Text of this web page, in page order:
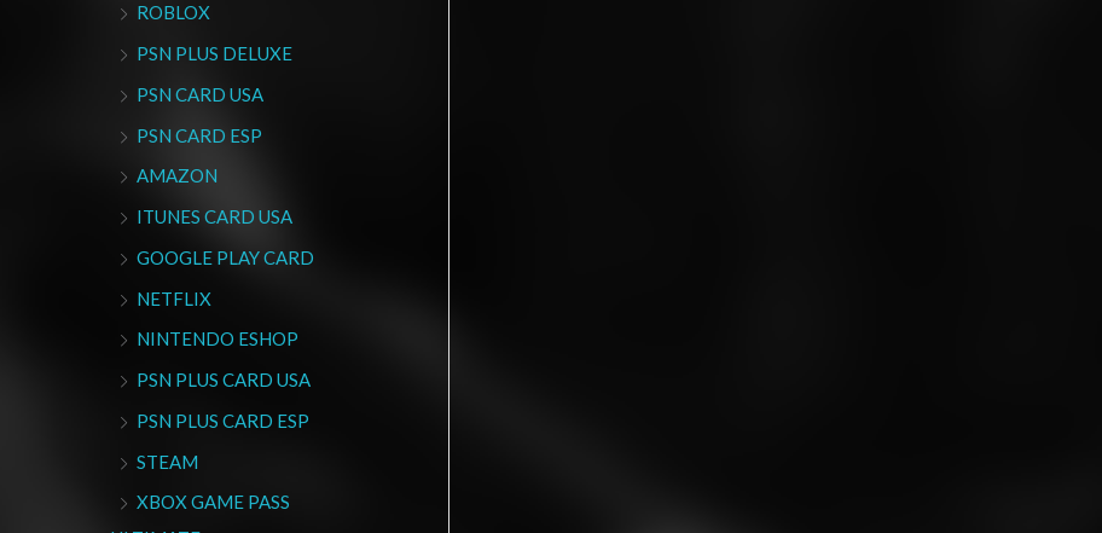
ROBLOX
PSN PLUS DELUXE
PSN CARD USA
PSN CARD ESP
AMAZON
ITUNES CARD USA
GOOGLE PLAY CARD
NETFLIX
NINTENDO ESHOP
PSN PLUS CARD USA
PSN PLUS CARD ESP
STEAM
XBOX GAME PASS